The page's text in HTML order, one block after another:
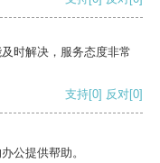
时解决，服务态度非常
支持[0] 反对[0]
公提供帮助。